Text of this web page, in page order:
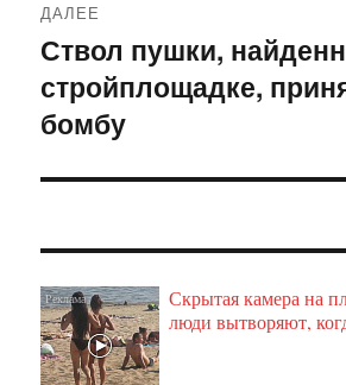
ДАЛЕЕ
Следующая
запись:
Ствол пушки,
стройплощадке,
бомбу
Скрытая камера на
люди вытворяют,